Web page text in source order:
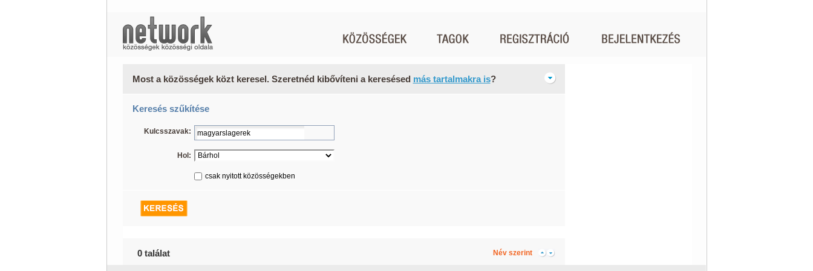
Most a közösségek közt keresel. Szeretnéd kibővíteni a keresésed más tartalmakra is?
Keresés szűkítése
Kulcsszavak:
Hol:
csak nyitott közösségekben
0 találat Név szerint